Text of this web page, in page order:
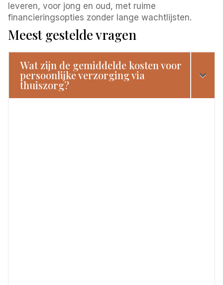
leveren, voor jong en oud, met ruime
financieringsopties zonder lange wachtlijsten.
Meest gestelde vragen
Wat zijn de gemiddelde kosten voor
persoonlijke verzorging via
thuiszorg?